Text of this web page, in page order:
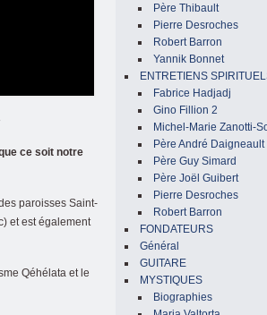
Père Thibault
Pierre Desroches
Robert Barron
Yannik Bonnet
ENTRETIENS
Fabrice Hadjadj
Gino Fillion 2
Michel-Marie Zanotti-
Père André Daigneault
Père Guy Simard
Père Joël Guibert
Pierre Desroches
Robert Barron
FONDATEURS
Général
GUITARE
MYSTIQUES
Biographies
ce soit notre
paroisses Saint-
et est également
Qéhélata et le